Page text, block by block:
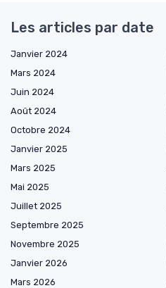
Les articles par date
Janvier 2024
Mars 2024
Juin 2024
Août 2024
Octobre 2024
Janvier 2025
Mars 2025
Mai 2025
Juillet 2025
Septembre 2025
Novembre 2025
Janvier 2026
Mars 2026